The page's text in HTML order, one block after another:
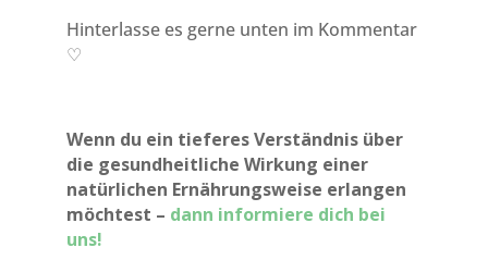
Hinterlasse es gerne unten im Kommentar
♡
Wenn du ein tieferes Verständnis über
die gesundheitliche Wirkung einer
natürlichen Ernährungsweise erlangen
möchtest – dann informiere dich bei
uns!